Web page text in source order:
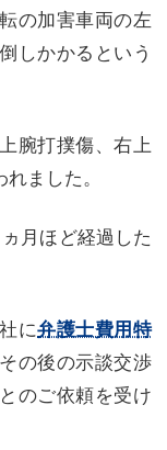
の加害車両の左
しかかるという
腕打撲傷、右上
ました。
月ほど経過した
に弁護士費用特
の後の示談交渉
のご依頼を受け